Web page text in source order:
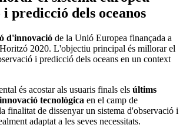
predicció dels oceanos
d'innovació de la Unió Europea finançada a
2020. L'objectiu principal és millorar el
i predicció dels oceans en un context
és acostar als usuaris finals els últims
tecnològica en el camp de
finalitat de dissenyar un sistema d'observació i
adaptat a les seves necessitats.